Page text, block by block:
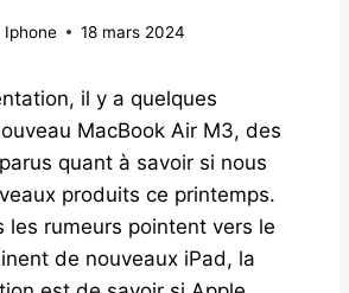
Iphone 18 mars 2024
il y a quelques
MacBook Air M3, des
quant à savoir si nous
produits ce printemps.
les rumeurs pointent vers le
de nouveaux iPad, la